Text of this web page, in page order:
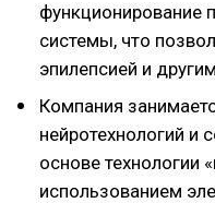
функционирование
системы, что
эпилепсией и
Компания
нейротехнологий и
основе технологии
использованием